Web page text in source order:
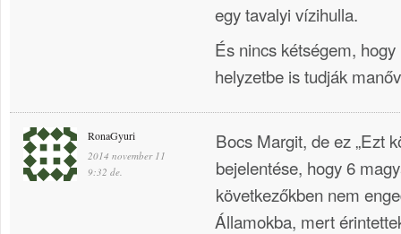
egy tavalyi vízihulla.
És nincs kétségem,
helyzetbe is tudják
RonaGyuri
2014 november 11
9:32 de.
Bocs Margit, de ez „Ezt
bejelentése, hogy 6
következőkben nem
Államokba, mert